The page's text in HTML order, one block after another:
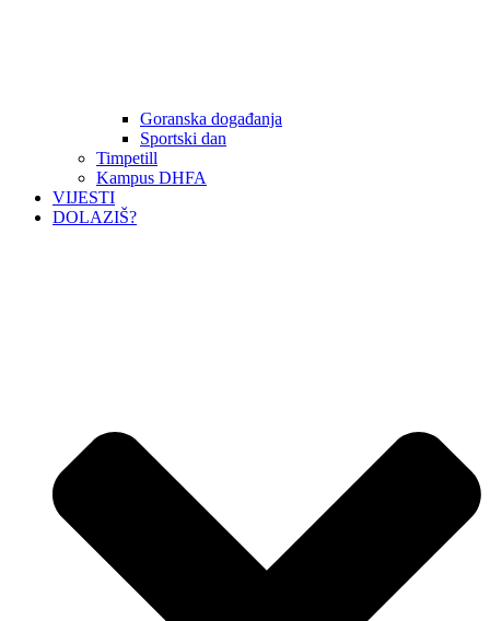
Goranska događanja
Sportski dan
Timpetill
Kampus DHFA
VIJESTI
DOLAZIŠ?